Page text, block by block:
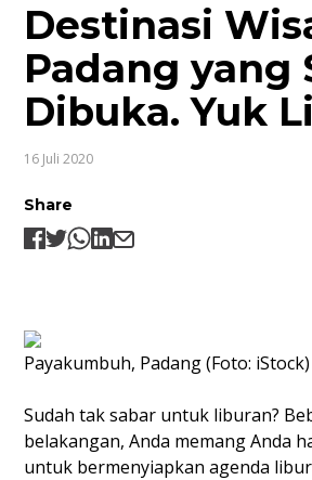
Destinasi
Padang yang
Dibuka. Yuk
16 Juli 2020
Share
Payakumbuh, Padang (Foto: iStock)
Sudah tak sabar untuk liburan?
belakangan, Anda memang Anda
untuk bermenyiapkan agenda